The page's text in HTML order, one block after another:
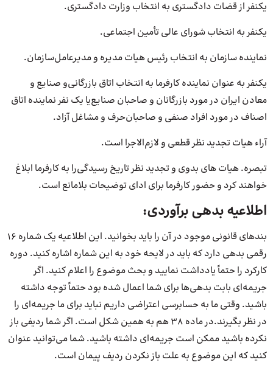
یکنفر از قضات دادگستری به انتخاب وزارت دادگستری.
یکنفر به انتخاب شورای عالی تأمین اجتماعی.
نماینده سازمان به انتخاب رئیس هیات مدیره و مدیرعامل‌سازمان.
یکنفر به عنوان نماینده کارفرما به انتخاب اتاق بازرگانی‌و صنایع و
معادن ایران در مورد بازرگانان و صاحبان صنایع‌یا یک نفر نماینده اتاق
اصناف در مورد افراد صنفی و صاحبان‌حرف و مشاغل آزاد.
آراء هیات تجدید نظر قطعی و لازم‌الاجرا است.
تبصره. هیات های بدوی و تجدید نظر تاریخ رسیدگی‌را به کارفرما ابلاغ
خواهند کرد و حضور کارفرما برای ادای توضیحات بلامانع است.
اطلاعیه بدهی برآوردی:
بندهای قانونی موجود در آن را باید بخوانید. این اطلاعیه یک شماره 16
رقمی بدهی دارد که باید در لایحه خود به این شماره اشاره کنید. دوره
کارکرد را حتماً یادداشت نمایید و بحث موضوع را اعلام کنید. اگر
جریمه‌ای بابت بدهی‌ها برای شما اعمال شده بود حتماً توجه داشته
باشید. وقتی ما به حسابرسی اعتراضی داریم نباید برای ما جریمه‌ای را
در نظر بگیرند.در ماده 38 هم به همین شکل است. اگر شما ردیفی باز
نکرده باشید ممکن است جریمه‌ای داشته باشید. شما می‌توانید عنوان
کنید که این موضوع به علت باز نکردن ردیف پیمان است.